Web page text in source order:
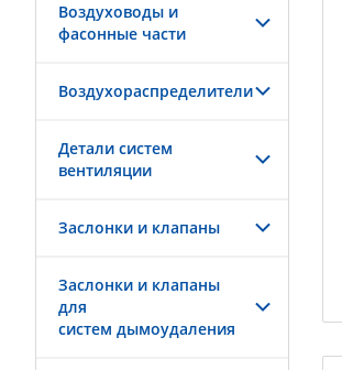
Воздуховоды и
фасонные части
Воздухораспределители
Детали систем
вентиляции
Заслонки и клапаны
Заслонки и клапаны
для
систем дымоудаления